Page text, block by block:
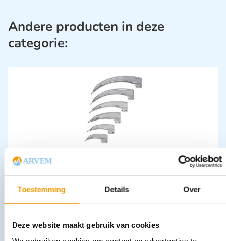
Toestemming Details Over
Deze website maakt gebruik van cookies
Andere producten in deze
categorie:
€38,60 – €72,84
31.9 excl. btw
Opties bekijken
Leverbaar